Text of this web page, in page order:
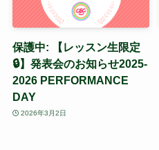
保護中: 【レッスン生限定
🔒】発表会のお知らせ2025-
2026 PERFORMANCE
DAY
2026年3月2日